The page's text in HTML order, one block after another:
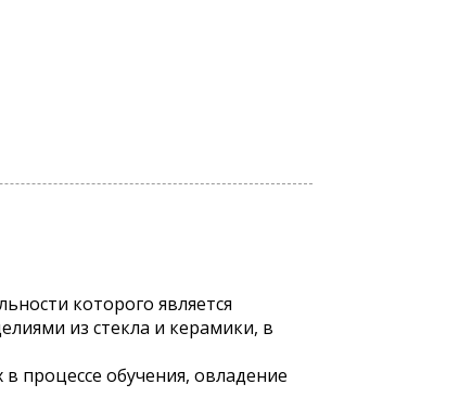
которого является
из стекла и керамики, в
процессе обучения, овладение